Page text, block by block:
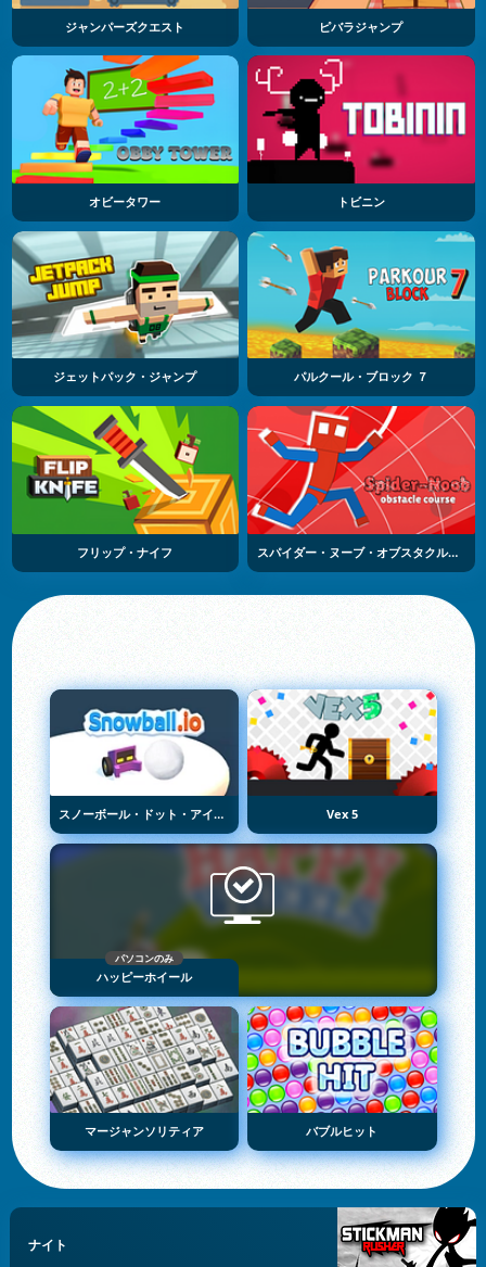
ジャンパーズクエスト ピバラジャンプ
オビータワー トビニン
ジェットパック・ジャンプ パルクール・ブロック ７
フリップ・ナイフ スパイダー・ヌーブ・オブスタクル・コース
スノーボール・ドット・アイオー Vex 5
パソコンのみ
ハッピーホイール
マージャンソリティア バブルヒット
ナイト